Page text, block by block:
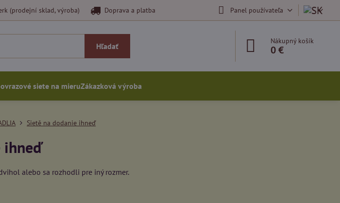
(prodejní sklad, výroba) Doprava a platba Panel používateľa
Hľadať
Nákupný košík
0 €
siete na mieruZákazková výroba
Sietě na dodanie ihneď
ihneď
alebo sa rozhodli pre iný rozmer.